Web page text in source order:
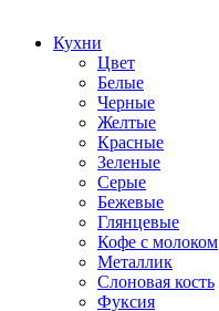
Кухни
Цвет
Белые
Черные
Желтые
Красные
Зеленые
Серые
Бежевые
Глянцевые
Кофе с молоком
Металлик
Слоновая кость
Фуксия